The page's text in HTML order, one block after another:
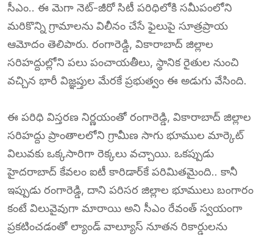
సీఎం.. ఈ మెగా నెట్-జీరో సిటీ పరిధిలోకి సమీపంలోని
మరికొన్ని గ్రామాలను విలీనం చేసే ఫైలుపై సూత్రప్రాయ
ఆమోదం తెలిపారు. రంగారెడ్డి, వికారాబాద్ జిల్లాల
సరిహద్దుల్లోని పలు పంచాయతీలు, స్థానిక రైతుల నుంచి
వచ్చిన భారీ విజ్ఞప్తుల మేరకే ప్రభుత్వం ఈ అడుగు వేసింది.
ఈ పరిధి విస్తరణ నిర్ణయంతో రంగారెడ్డి, వికారాబాద్ జిల్లాల
సరిహద్దు ప్రాంతాలలోని గ్రామీణ సాగు భూముల మార్కెట్
విలువకు ఒక్కసారిగా రెక్కలు వచ్చాయి. ఒకప్పుడు
హైదరాబాద్ కేవలం ఐటీ కారిడార్‌కే పరిమితమైంది.. కానీ
ఇప్పుడు రంగారెడ్డి, దాని పరిసర జిల్లాల భూములు బంగారం
కంటే విలువైవుగా మారాయి అని సీఎం రేవంత్ స్వయంగా
ప్రకటించడంతో ల్యాండ్ వాల్యూస్ నూతన రికార్డులను